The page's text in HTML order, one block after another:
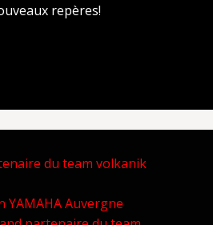
repères!